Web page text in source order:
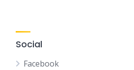
Social
Facebook